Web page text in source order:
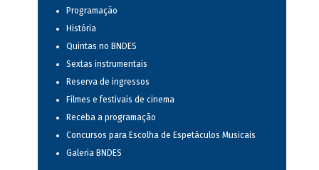
Programação
História
Quintas no BNDES
Sextas instrumentais
Reserva de ingressos
Filmes e festivais de cinema
Receba a programação
Concursos para Escolha de Espetáculos Musicais
Galeria BNDES